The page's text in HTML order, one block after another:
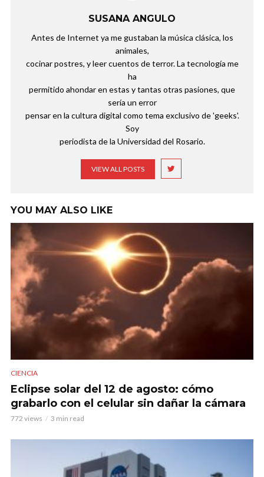
SUSANA ANGULO
Antes de Internet ya me gustaban la música clásica, los
animales,
cocinar postres, y leer cuentos de terror. La tecnología me
ha
permitido ahondar en estas y tantas otras pasiones, que
sería un error
pensar en la cultura digital como tema exclusivo de 'geeks'.
Soy
periodista de la Universidad del Rosario.
VIEW ALL POSTS
YOU MAY ALSO LIKE
CIENCIA
Eclipse solar del 12 de agosto: cómo
grabarlo con el celular sin dañar la cámara
772 views 3 min read